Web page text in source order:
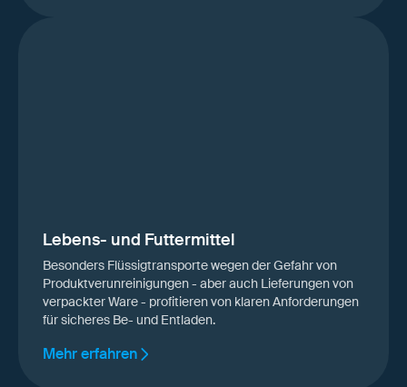
Lebens- und Futtermittel
Besonders Flüssigtransporte wegen der Gefahr von
Produktverunreinigungen - aber auch Lieferungen von
verpackter Ware - profitieren von klaren Anforderungen
für sicheres Be- und Entladen.
Mehr erfahren